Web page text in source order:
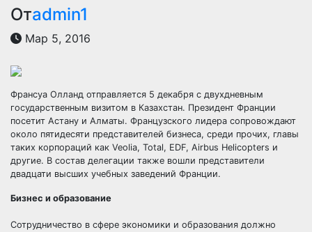
Отadmin1
Мар 5, 2016
Франсуа Олланд отправляется 5 декабря с двухдневным
государственным визитом в Казахстан. Президент Франции
посетит Астану и Алматы. Французского лидера сопровождают
около пятидесяти представителей бизнеса, среди прочих, главы
таких корпораций как Veolia, Total, EDF, Airbus Helicopters и
другие. В состав делегации также вошли представители
двадцати высших учебных заведений Франции.
Бизнес и образование
Сотрудничество в сфере экономики и образования должно